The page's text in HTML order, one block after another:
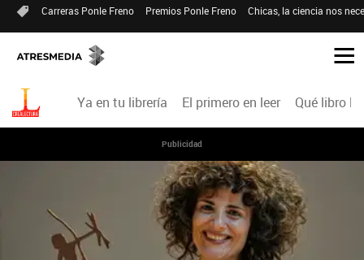
Carreras Ponle Freno Premios Ponle Freno Chicas, la ciencia nos
Ya en tu librería El primero en leer Qué libro
Publicidad